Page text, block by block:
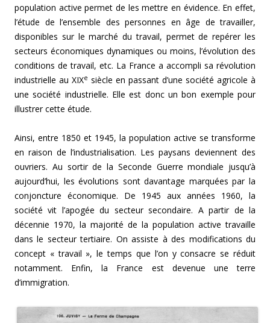
population active permet de les mettre en évidence. En effet,
l’étude de l’ensemble des personnes en âge de travailler,
disponibles sur le marché du travail, permet de repérer les
secteurs économiques dynamiques ou moins, l’évolution des
conditions de travail, etc. La France a accompli sa révolution
industrielle au XIXe siècle en passant d’une société agricole à
une société industrielle. Elle est donc un bon exemple pour
illustrer cette étude.
Ainsi, entre 1850 et 1945, la population active se transforme
en raison de l’industrialisation. Les paysans deviennent des
ouvriers. Au sortir de la Seconde Guerre mondiale jusqu’à
aujourd’hui, les évolutions sont davantage marquées par la
conjoncture économique. De 1945 aux années 1960, la
société vit l’apogée du secteur secondaire. A partir de la
décennie 1970, la majorité de la population active travaille
dans le secteur tertiaire. On assiste à des modifications du
concept « travail », le temps que l’on y consacre se réduit
notamment. Enfin, la France est devenue une terre
d’immigration.